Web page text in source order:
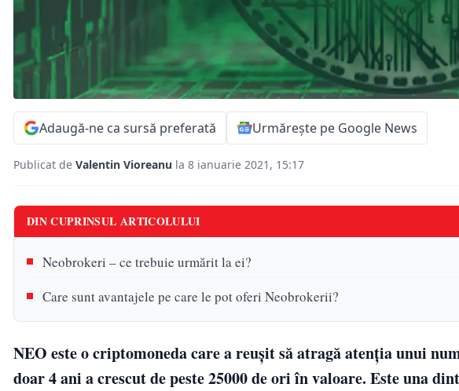
Adaugă-ne ca sursă preferată Urmărește pe Google News
Publicat de Valentin Vioreanu la 8 ianuarie 2021, 15:17
DIN CUPRINSUL ARTICOLULUI
Neobrokeri – ce trebuie urmărit la ei?
Care sunt avantajele pe care le pot oferi Neobrokerii?
NEO este o criptomoneda care a reuşit să atragă atenţia unui
doar 4 ani a crescut de peste 25000 de ori în valoare. Este una